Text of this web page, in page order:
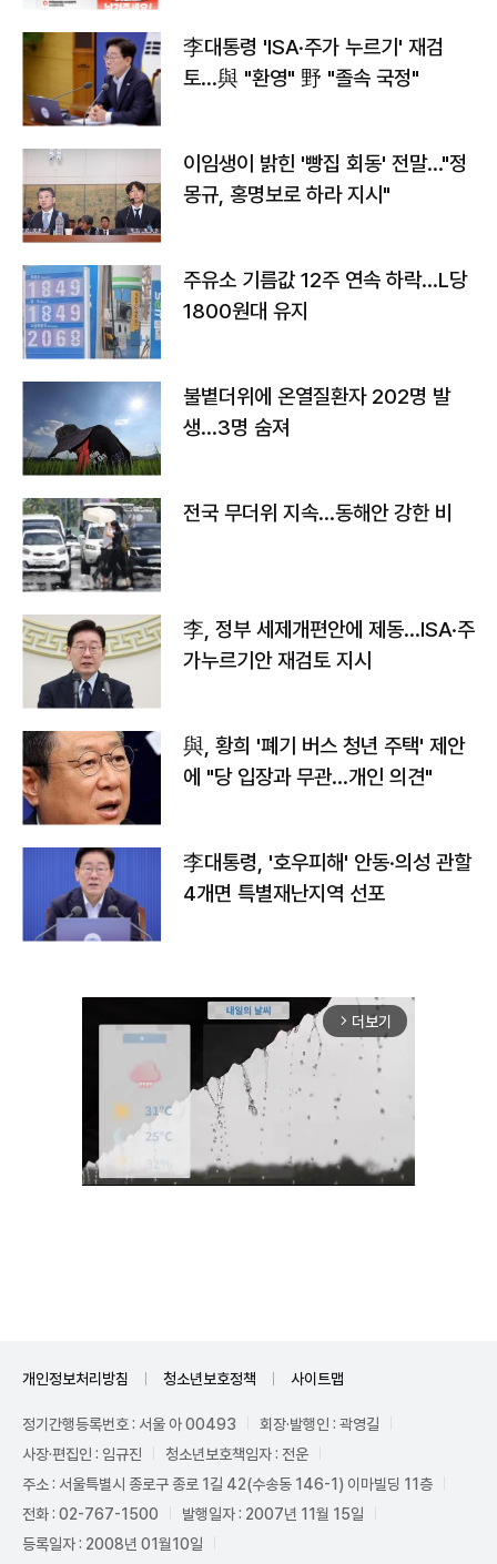
李대통령 'ISA·주가 누르기' 재검
토…與 "환영" 野 "졸속 국정"
이임생이 밝힌 '빵집 회동' 전말…"정
몽규, 홍명보로 하라 지시"
주유소 기름값 12주 연속 하락…L당
1800원대 유지
불볕더위에 온열질환자 202명 발
생…3명 숨져
전국 무더위 지속…동해안 강한 비
李, 정부 세제개편안에 제동…ISA·주
가누르기안 재검토 지시
與, 황희 '폐기 버스 청년 주택' 제안
에 "당 입장과 무관…개인 의견"
李대통령, '호우피해' 안동·의성 관할
4개면 특별재난지역 선포
arrow_forward_ios 더보기
개인정보처리방침 청소년보호정책 사이트맵
정기간행등록번호 : 서울 아 00493
회장·발행인 : 곽영길
사장·편집인 : 임규진
청소년보호책임자 : 전운
주소 : 서울특별시 종로구 종로 1길 42(수송동 146-1) 이마빌딩 11층
전화 : 02-767-1500
발행일자 : 2007년 11월 15일
등록일자 : 2008년 01월10일